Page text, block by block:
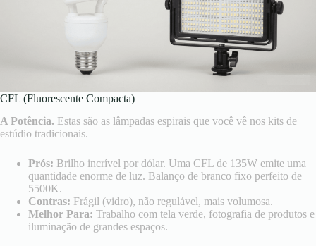
CFL (Fluorescente Compacta)
A Potência. Estas são as lâmpadas espirais que você vê nos kits de
estúdio tradicionais.
Prós: Brilho incrível por dólar. Uma CFL de 135W emite uma
quantidade enorme de luz. Balanço de branco fixo perfeito de
5500K.
Contras: Frágil (vidro), não regulável, mais volumosa.
Melhor Para: Trabalho com tela verde, fotografia de produtos e
iluminação de grandes espaços.